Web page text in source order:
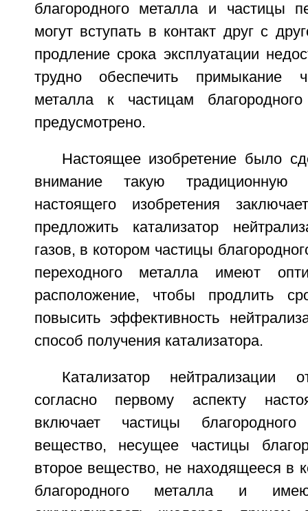
благородного металла и частицы
могут вступать в контакт друг с
продление срока эксплуатации
трудно обеспечить примыкание
металла к частицам
предусмотрено.
Настоящее изобретение было
внимание такую традиционную
настоящего изобретения
предложить катализатор
газов, в котором частицы
переходного металла имеют
расположение, чтобы продлить
повысить эффективность
способ получения катализатора.
Катализатор нейтрализации
согласно первому аспекту
включает частицы
вещество, несущее частицы
второе вещество, не находящееся в
благородного металла и